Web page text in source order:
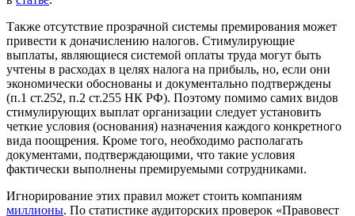
Также отсутствие прозрачной системы премирования может
привести к доначислению налогов. Стимулирующие
выплаты, являющиеся системой оплаты труда могут быть
учтены в расходах в целях налога на прибыль, но, если они
экономически обоснованы и документально подтверждены
(п.1 ст.252, п.2 ст.255 НК РФ). Поэтому помимо самих видов
стимулирующих выплат организации следует установить
четкие условия (основания) назначения каждого конкретного
вида поощрения. Кроме того, необходимо располагать
документами, подтверждающими, что такие условия
фактически выполнены премируемыми сотрудниками.
Игнорирование этих правил может стоить компаниям
миллионы. По статистике аудиторских проверок «Правовест